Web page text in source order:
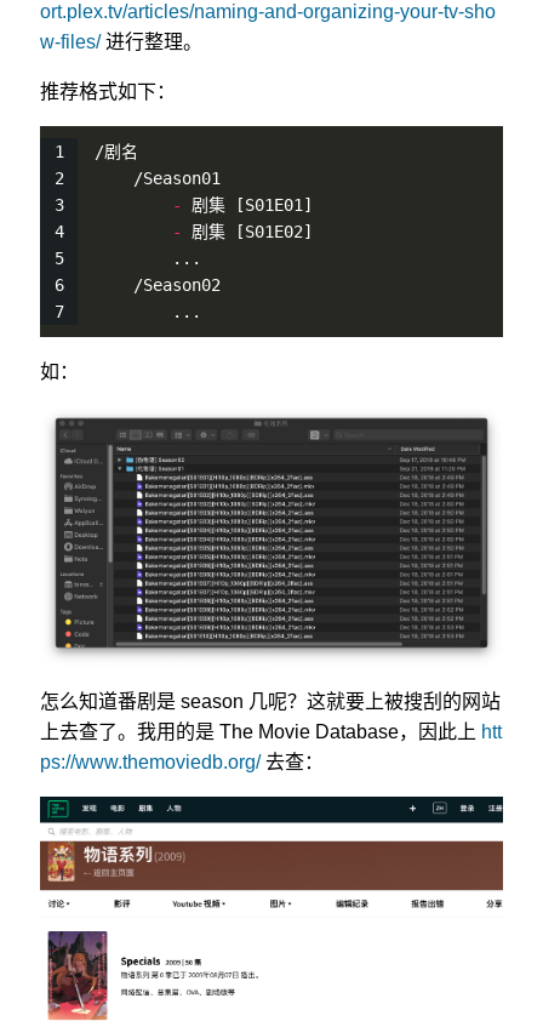
ort.plex.tv/articles/naming-and-organizing-your-tv-sho
w-files/进行整理。
推荐格式如下：
/剧名
    /Season01
-
剧集 [S01E01]
-
剧集 [S01E02]
        ...
    /Season02
        ...
如：
怎么知道番剧是 season 几呢？这就要上被搜刮的网站
上去查了。我用的是 The Movie Database，因此上 htt
ps://www.themoviedb.org/去查：